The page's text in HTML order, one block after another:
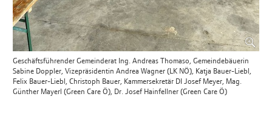
Geschäftsführender Gemeinderat Ing. Andreas Thomaso, Gemeindebäuerin
Sabine Doppler, Vizepräsidentin Andrea Wagner (LK NÖ), Katja Bauer-Liebl,
Felix Bauer-Liebl, Christoph Bauer, Kammersekretär DI Josef Meyer, Mag.
Günther Mayerl (Green Care Ö), Dr. Josef Hainfellner (Green Care Ö)